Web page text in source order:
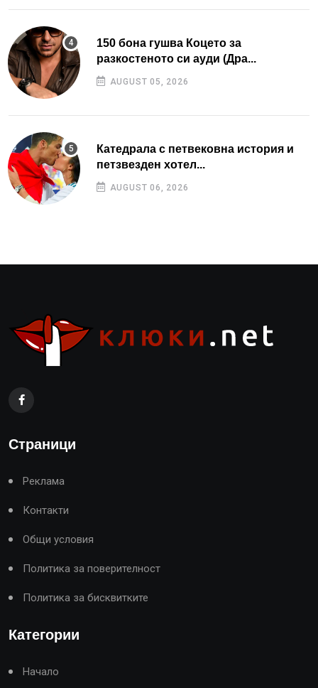
150 бона гушва Коцето за
разкостеното си ауди (Дра...
AUGUST 05, 2026
Катедрала с петвековна история и
петзвезден хотел...
AUGUST 06, 2026
Страници
Реклама
Контакти
Общи условия
Политика за поверителност
Политика за бисквитките
Категории
Начало